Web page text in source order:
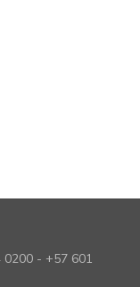
0200 - +57 601